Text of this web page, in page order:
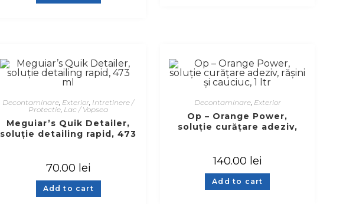
Decontaminare, Exterior, Intretinere /
Protectie, Lac / Vopsea
Meguiar’s Quik Detailer,
soluție detailing rapid, 473
70.00 lei
Add to cart
Decontaminare, Exterior
Op – Orange Power,
soluție curățare adeziv,
140.00 lei
Add to cart